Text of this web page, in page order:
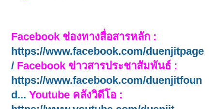
Facebook ช่องทางสื่อสารหลัก :
https://www.facebook.com/duenjitpage
/ Facebook ข่าวสารประชาสัมพันธ์ :
https://www.facebook.com/duenjitfoun
d... Youtube คลังวิดีโอ :